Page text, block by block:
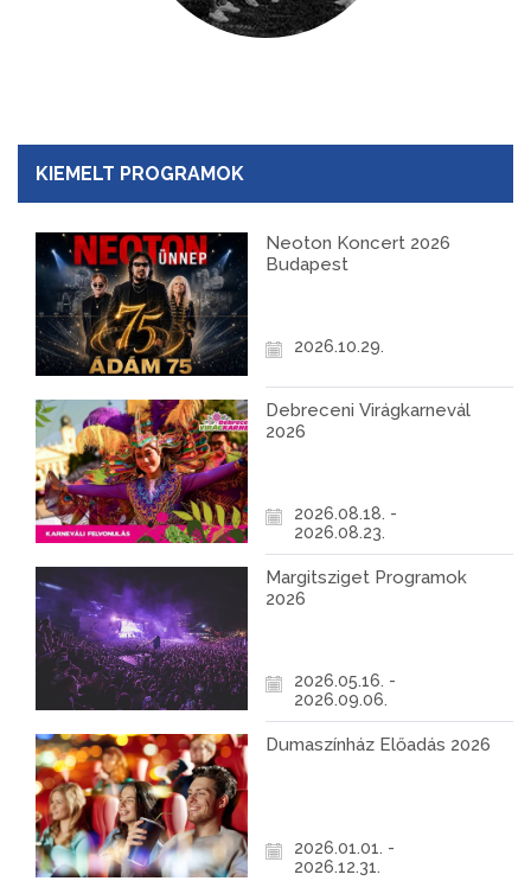
KIEMELT PROGRAMOK
Neoton Koncert 2026
Budapest
2026.10.29.
Debreceni Virágkarnevál
2026
2026.08.18. -
2026.08.23.
Margitsziget Programok
2026
2026.05.16. -
2026.09.06.
Dumaszínház Előadás 2026
2026.01.01. -
2026.12.31.